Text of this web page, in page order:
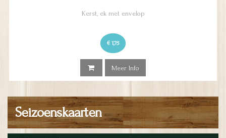
Kerst, ek met envelop
€ 1,75
Meer Info
Seizoenskaarten